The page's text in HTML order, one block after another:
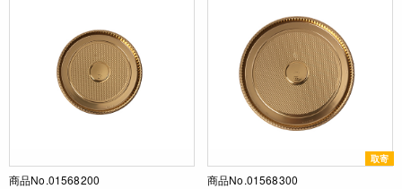
商品No.01568200
取寄
商品No.01568300